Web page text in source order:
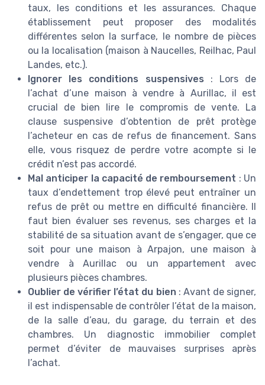
taux, les conditions et les assurances. Chaque
établissement peut proposer des modalités
différentes selon la surface, le nombre de pièces
ou la localisation (maison à Naucelles, Reilhac, Paul
Landes, etc.).
Ignorer les conditions suspensives : Lors de
l’achat d’une maison à vendre à Aurillac, il est
crucial de bien lire le compromis de vente. La
clause suspensive d’obtention de prêt protège
l’acheteur en cas de refus de financement. Sans
elle, vous risquez de perdre votre acompte si le
crédit n’est pas accordé.
Mal anticiper la capacité de remboursement : Un
taux d’endettement trop élevé peut entraîner un
refus de prêt ou mettre en difficulté financière. Il
faut bien évaluer ses revenus, ses charges et la
stabilité de sa situation avant de s’engager, que ce
soit pour une maison à Arpajon, une maison à
vendre à Aurillac ou un appartement avec
plusieurs pièces chambres.
Oublier de vérifier l’état du bien : Avant de signer,
il est indispensable de contrôler l’état de la maison,
de la salle d’eau, du garage, du terrain et des
chambres. Un diagnostic immobilier complet
permet d’éviter de mauvaises surprises après
l’achat.